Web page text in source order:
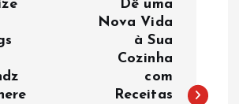
Dê uma
Nova Vida
à Sua
Cozinha
com
Receitas